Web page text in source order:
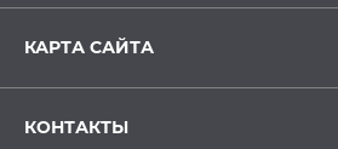
КАРТА САЙТА
КОНТАКТЫ